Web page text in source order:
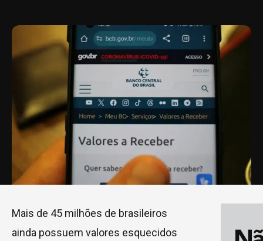
Mais de 45 milhões de brasileiros
ainda possuem valores esquecidos